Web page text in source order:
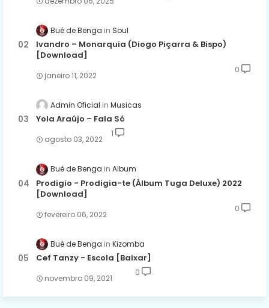
Bué de Benga Soul
Ivandro – Monarquia (Diogo Piçarra & Bispo)
[Download]
janeiro 11, 2022
0
Admin Oficial Musicas
Yola Araújo – Fala Só
agosto 03, 2022
1
Bué de Benga Album
Prodigio - Prodigia-te (Álbum Tuga Deluxe) 2022
[Download]
fevereiro 06, 2022
0
Bué de Benga Kizomba
Cef Tanzy - Escola [Baixar]
novembro 09, 2021
0